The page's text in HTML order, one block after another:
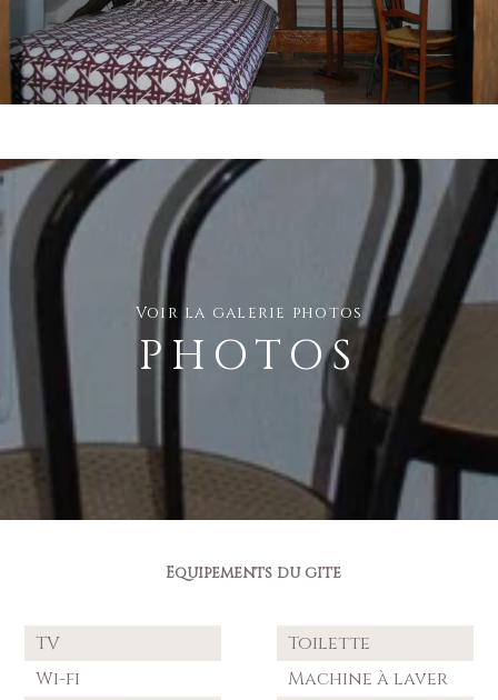
Voir la galerie photos
PHOTOS
Equipements du gîte
TV
Wi-fi
Toilette
Machine à laver